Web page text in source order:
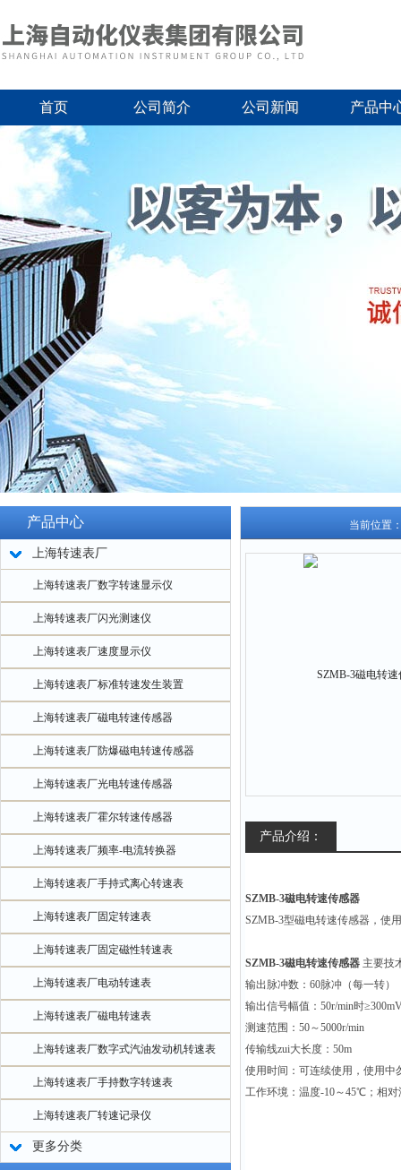
首页 公司简介 公司新闻 产品中
产品中心
上海转速表厂
上海转速表厂数字转速显示仪
上海转速表厂闪光测速仪
上海转速表厂速度显示仪
上海转速表厂标准转速发生装置
上海转速表厂磁电转速传感器
上海转速表厂防爆磁电转速传感器
上海转速表厂光电转速传感器
上海转速表厂霍尔转速传感器
上海转速表厂频率-电流转换器
上海转速表厂手持式离心转速表
上海转速表厂固定转速表
上海转速表厂固定磁性转速表
上海转速表厂电动转速表
上海转速表厂磁电转速表
上海转速表厂数字式汽油发动机转速表
上海转速表厂手持数字转速表
上海转速表厂转速记录仪
更多分类
当前位置
产品介绍：
SZMB-3磁电转速传感器
SZMB-3型磁电转速传感器，使
SZMB-3磁电转速传感器 主要技
输出脉冲数：60脉冲（每一转）
输出信号幅值：50r/min时
测速范围：50～5000r/min
传输线zui大长度：50m
使用时间：可连续使用，使用中
工作环境：温度-10～45℃；相